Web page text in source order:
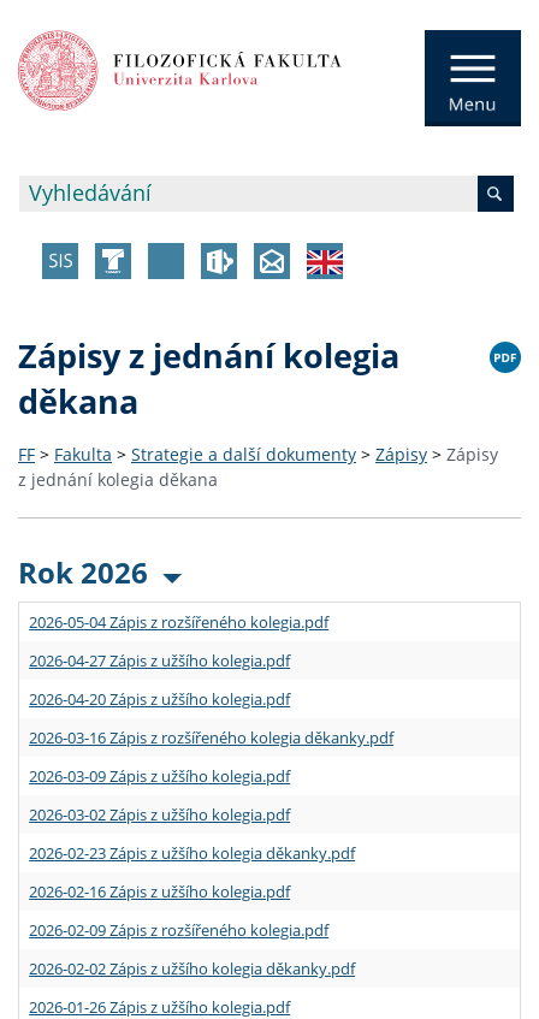
Zápisy z jednání kolegia
děkana
FF > Fakulta > Strategie a další dokumenty > Zápisy > Zápisy
z jednání kolegia děkana
Rok 2026
2026-05-04 Zápis z rozšířeného kolegia.pdf
2026-04-27 Zápis z užšího kolegia.pdf
2026-04-20 Zápis z užšího kolegia.pdf
2026-03-16 Zápis z rozšířeného kolegia děkanky.pdf
2026-03-09 Zápis z užšího kolegia.pdf
2026-03-02 Zápis z užšího kolegia.pdf
2026-02-23 Zápis z užšího kolegia děkanky.pdf
2026-02-16 Zápis z užšího kolegia.pdf
2026-02-09 Zápis z rozšířeného kolegia.pdf
2026-02-02 Zápis z užšího kolegia děkanky.pdf
2026-01-26 Zápis z užšího kolegia.pdf